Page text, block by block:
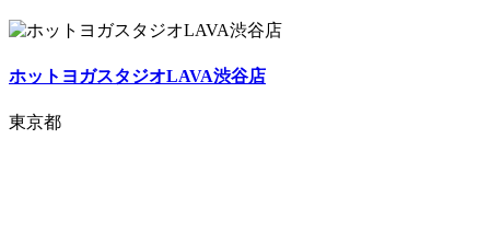
ホットヨガスタジオLAVA渋谷店
東京都